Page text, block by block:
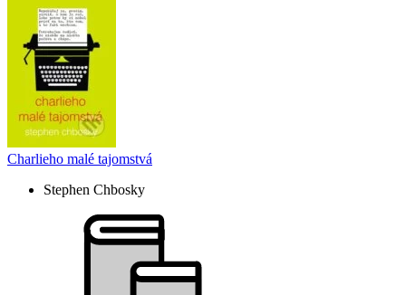
Charlieho malé tajomstvá
Stephen Chbosky